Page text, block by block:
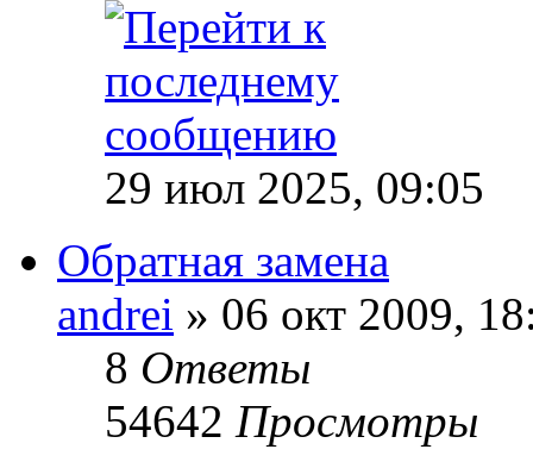
29 июл 2025, 09:05
Обратная замена
andrei » 06 окт 2009,
8 Ответы
54642 Просмотры